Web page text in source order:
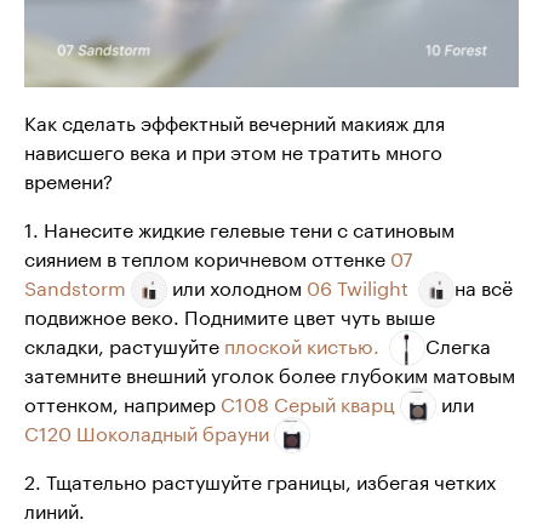
Как сделать эффектный вечерний макияж для
нависшего века и при этом не тратить много
времени?
1. Нанесите жидкие гелевые тени с сатиновым
сиянием в теплом коричневом оттенке 07
Sandstorm
или холодном 06 Twilight
на всё
подвижное веко. Поднимите цвет чуть выше
складки, растушуйте плоской кистью.
Слегка
затемните внешний уголок более глубоким матовым
оттенком, например С108 Серый кварц
или
С120 Шоколадный брауни
2. Тщательно растушуйте границы, избегая четких
линий.